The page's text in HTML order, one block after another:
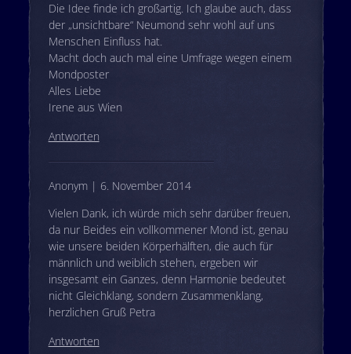
Die Idee finde ich großartig. Ich glaube auch, dass
der „unsichtbare“ Neumond sehr wohl auf uns
Menschen Einfluss hat.
Macht doch auch mal eine Umfrage wegen einem
Mondposter
Alles Liebe
Irene aus Wien
Antworten
Anonym | 6. November 2014
Vielen Dank, ich würde mich sehr darüber freuen,
da nur Beides ein vollkommener Mond ist, genau
wie unsere beiden Körperhälften, die auch für
männlich und weiblich stehen, ergeben wir
insgesamt ein Ganzes, denn Harmonie bedeutet
nicht Gleichklang, sondern Zusammenklang,
herzlichen Gruß Petra
Antworten